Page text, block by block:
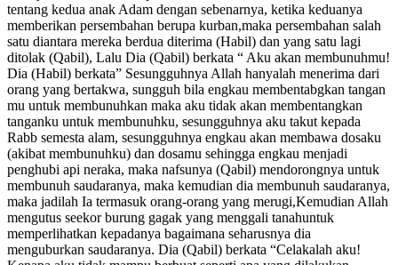
Artinya :”Bacakanlah kepada mereka ,wahai Muhammad berita
tentang kedua anak Adam dengan sebenarnya, ketika keduanya
memberikan persembahan berupa kurban,maka persembahan salah
satu diantara mereka berdua diterima (Habil) dan yang satu lagi
ditolak (Qabil), Lalu Dia (Qabil) berkata “ Aku akan membunuhmu!
Dia (Habil) berkata” Sesungguhnya Allah hanyalah menerima dari
orang yang bertakwa, sungguh bila engkau membentabgkan tangan
mu untuk membunuhkan maka aku tidak akan membentangkan
tanganku untuk membunuhku, sesungguhnya aku takut kepada
Rabb semesta alam, sesungguhnya engkau akan membawa dosaku
(akibat membunuhku) dan dosamu sehingga engkau menjadi
penghubi api neraka, maka nafsunya (Qabil) mendorongnya untuk
membunuh saudaranya, maka kemudian dia membunuh saudaranya,
maka jadilah Ia termasuk orang-orang yang merugi,Kemudian Allah
mengutus seekor burung gagak yang menggali tanahuntuk
memperlihatkan kepadanya bagaimana seharusnya dia